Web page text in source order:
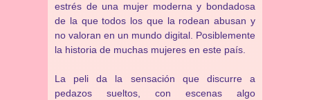
estrés de una mujer moderna y bondadosa
de la que todos los que la rodean abusan y
no valoran en un mundo digital. Posiblemente
la historia de muchas mujeres en este país.
La peli da la sensación que discurre a
pedazos sueltos, con escenas algo